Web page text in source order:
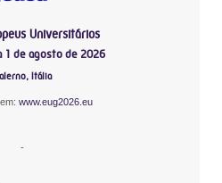
Universitários
1 de agosto de 2026
Itália
www.eug2026.eu
-